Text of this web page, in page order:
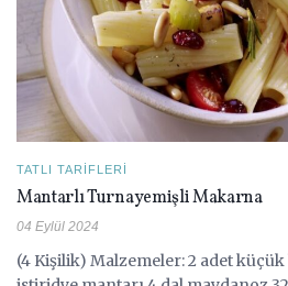
TATLI TARIFLERI
Mantarlı Turnayemişli Makarna
04 Eylül 2024
(4 Kişilik) Malzemeler: 2 adet